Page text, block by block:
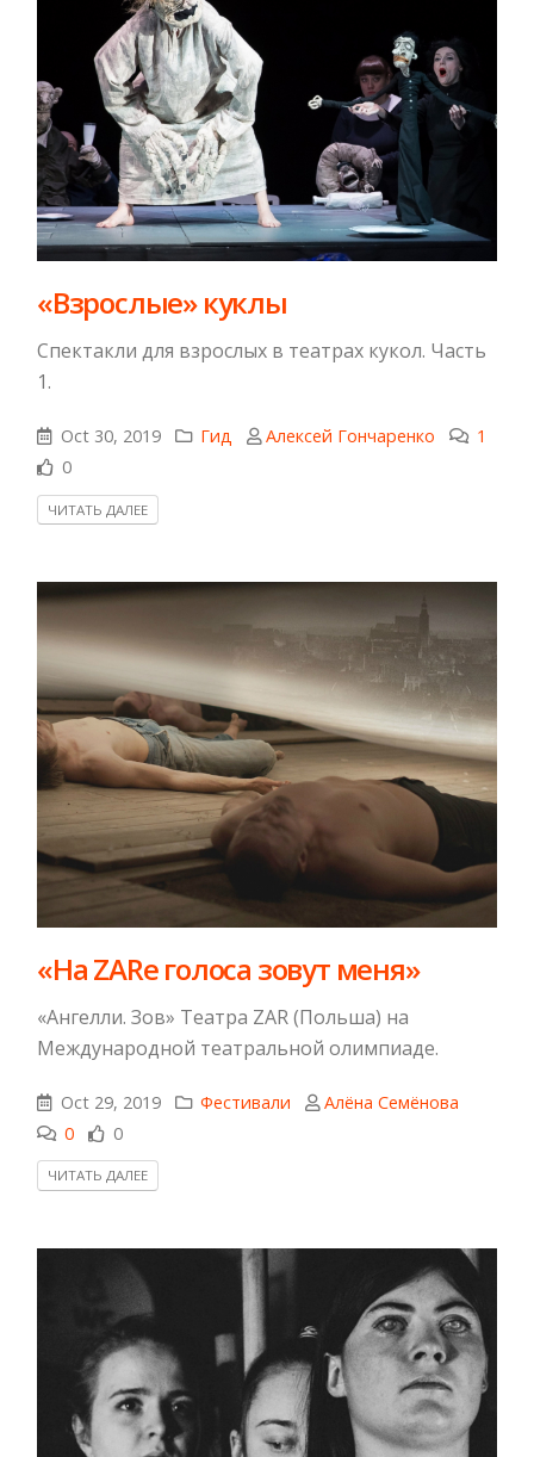
«Взрослые» куклы
Спектакли для взрослых в театрах кукол. Часть
1.
Oct 30, 2019 Гид Алексей Гончаренко
1
0
ЧИТАТЬ ДАЛЕЕ
«На ZARe голоса зовут меня»
«Ангелли. Зов» Театра ZAR (Польша) на
Международной театральной олимпиаде.
Oct 29, 2019 Фестивали
Алёна Семёнова
0
0
ЧИТАТЬ ДАЛЕЕ